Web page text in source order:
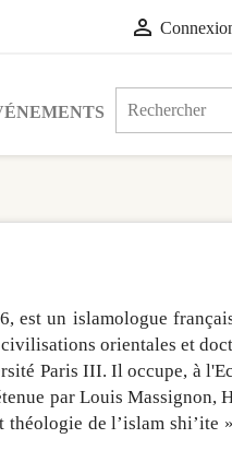

est un islamologue
orientales et
Paris III. Il occupe, à
par Louis Massignon,
de l’islam shi’ite